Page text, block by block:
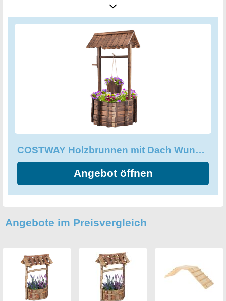
individuell angepasst werden, um den gewünschten Look
zu erzielen. Der Wunschbrunnen ist aus solider Tanne
hergestellt und mit dem karbonisierten Oberflächenholz
behandelt, was ihn wetterfest und strapazierfähig macht.
Somit kann dieser Holzbrunnen mit Dach über viele Jahre
hinweg verwendet werden. Die Aufbauanleitung ist leicht
verständlich und alle nötigen Teile sind im Lieferumfang
enthalten. Neben dem praktischen Nutzen bietet der
Holzbrunnen zusätzlich eine bezaubernde Dekoration.
Das Pavillon-Design sieht sowohl rustikal als auch stilvoll
aus und wird somit zu einem wahren Highlight für Ihren
einpflanzen - dieser Holzbrunnen mit Dach bietet den
perfekten Ort für Ihren grünen Daumen.
COSTWAY Holzbrunnen mit Dach Wunschbrunnen Blumenkübel Dekobrunnen
Angebot öffnen
Angebote im Preisvergleich